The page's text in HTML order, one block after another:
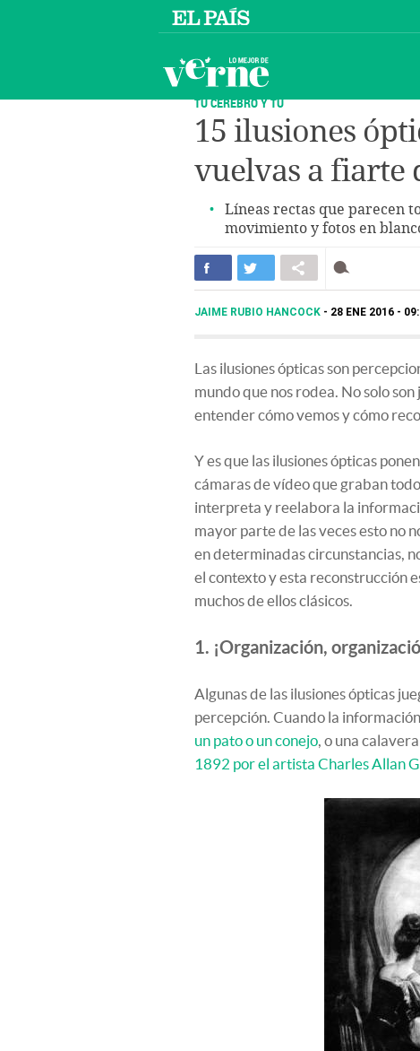
TU CEREBRO Y TÚ
15 ilusiones
vuelvas a fiarte
Líneas rectas que parecen
movimiento y fotos en
JAIME RUBIO HANCOCK 28 ENE 2016 -
Las ilusiones ópticas son
mundo que nos rodea. No solo
entender cómo vemos y cómo
Y es que las ilusiones ópticas
cámaras de vídeo que graban
interpreta y reelabora la
mayor parte de las veces esto no
en determinadas circunstancias,
el contexto y esta reconstrucción
muchos de ellos clásicos.
1. ¡Organización,
Algunas de las ilusiones ópticas
percepción. Cuando la
un pato o un conejo, o una
1892 por el artista Charles Allan